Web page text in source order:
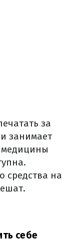
за
занимает
медицины
средства на
себе